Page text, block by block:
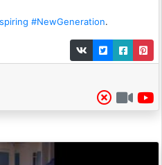
#NewGeneration.